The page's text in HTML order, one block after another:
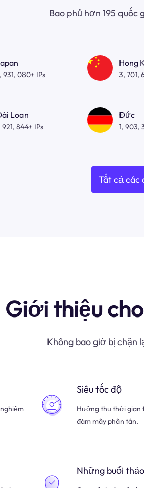
Bao phủ hơn 195
931, 080+ IPs
Hong
3, 701,
Loan
921, 844+ IPs
Đức
1, 903,
Tất cả các
Giới thiệu
Không bao giờ bị chặn
Siêu tốc độ
Hưởng thụ thời gian
đám mây phân tán.
Những buổi